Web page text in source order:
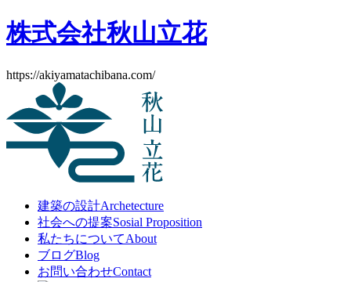
株式会社秋山立花
https://akiyamatachibana.com/
建築の設計Archetecture
社会への提案Sosial Proposition
私たちについてAbout
ブログBlog
お問い合わせContact